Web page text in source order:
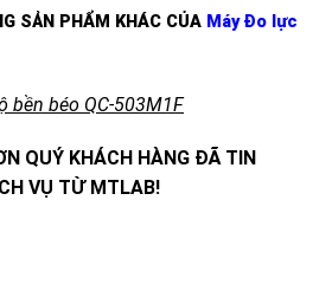
SẢN PHẨM KHÁC CỦA Máy Đo lực
bền béo QC-503M1F
QUÝ KHÁCH HÀNG ĐÃ TIN
VỤ TỪ MTLAB!